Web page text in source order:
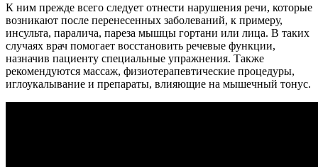
К ним прежде всего следует отнести нарушения речи, которые
возникают после перенесенных заболеваний, к примеру,
инсульта, паралича, пареза мышцы гортани или лица. В таких
случаях врач помогает восстановить речевые функции,
назначив пациенту специальные упражнения. Также
рекомендуются массаж, физиотерапевтические процедуры,
иглоукалывание и препараты, влияющие на мышечный тонус.